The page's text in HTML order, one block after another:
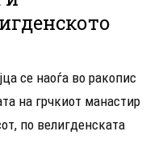
се наоѓа во ракопис
на грчкиот манастир
по велигденската